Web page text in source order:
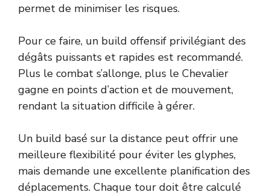
permet de minimiser les risques.
Pour ce faire, un build offensif privilégiant des
dégâts puissants et rapides est recommandé.
Plus le combat s’allonge, plus le Chevalier
gagne en points d’action et de mouvement,
rendant la situation difficile à gérer.
Un build basé sur la distance peut offrir une
meilleure flexibilité pour éviter les glyphes,
mais demande une excellente planification des
déplacements. Chaque tour doit être calculé